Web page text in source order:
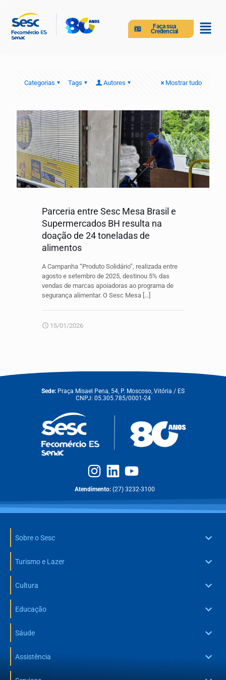
Faça sua
Credencial
Categorias Tags Autores Mostrar tudo
Parceria entre Sesc Mesa Brasil e
Supermercados BH resulta na
doação de 24 toneladas de
alimentos
A Campanha “Produto Solidário”, realizada entre
agosto e setembro de 2025, destinou 5% das
vendas de marcas apoiadoras ao programa de
segurança alimentar. O Sesc Mesa […]
15/01/2026
Sede: Praça Misael Pena, 54, P. Moscoso, Vitória / ES
CNPJ: 05.305.785/0001-24
Atendimento: (27) 3232-3100
Sobre o Sesc
Turismo e Lazer
Cultura
Educação
Sáude
Assistência